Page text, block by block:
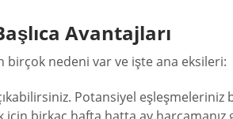
Avantajları
birçok nedeni var ve işte ana eksileri:
Potansiyel